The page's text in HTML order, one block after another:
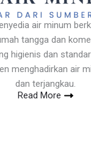
air minum
tangga dan
higienis dan
menghadirkan air
dan terjangkau.
Read More